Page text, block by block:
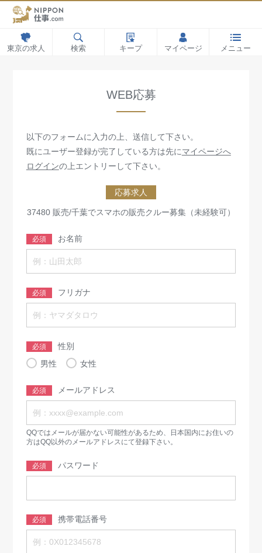
東京の求人 検索 キープ マイページ メニュー
WEB応募
以下のフォームに入力の上、送信して下さい。
既にユーザー登録が完了している方は先にマイページへ
ログインの上エントリーして下さい。
応募求人
37480 販売/千葉でスマホの販売クルー募集（未経験可）
必須 お名前
必須 フリガナ
必須
性別
男性
女性
必須 メールアドレス
QQではメールが届かない可能性があるため、日本国内にお住いの
方はQQ以外のメールアドレスにて登録下さい。
必須 パスワード
必須 携帯電話番号